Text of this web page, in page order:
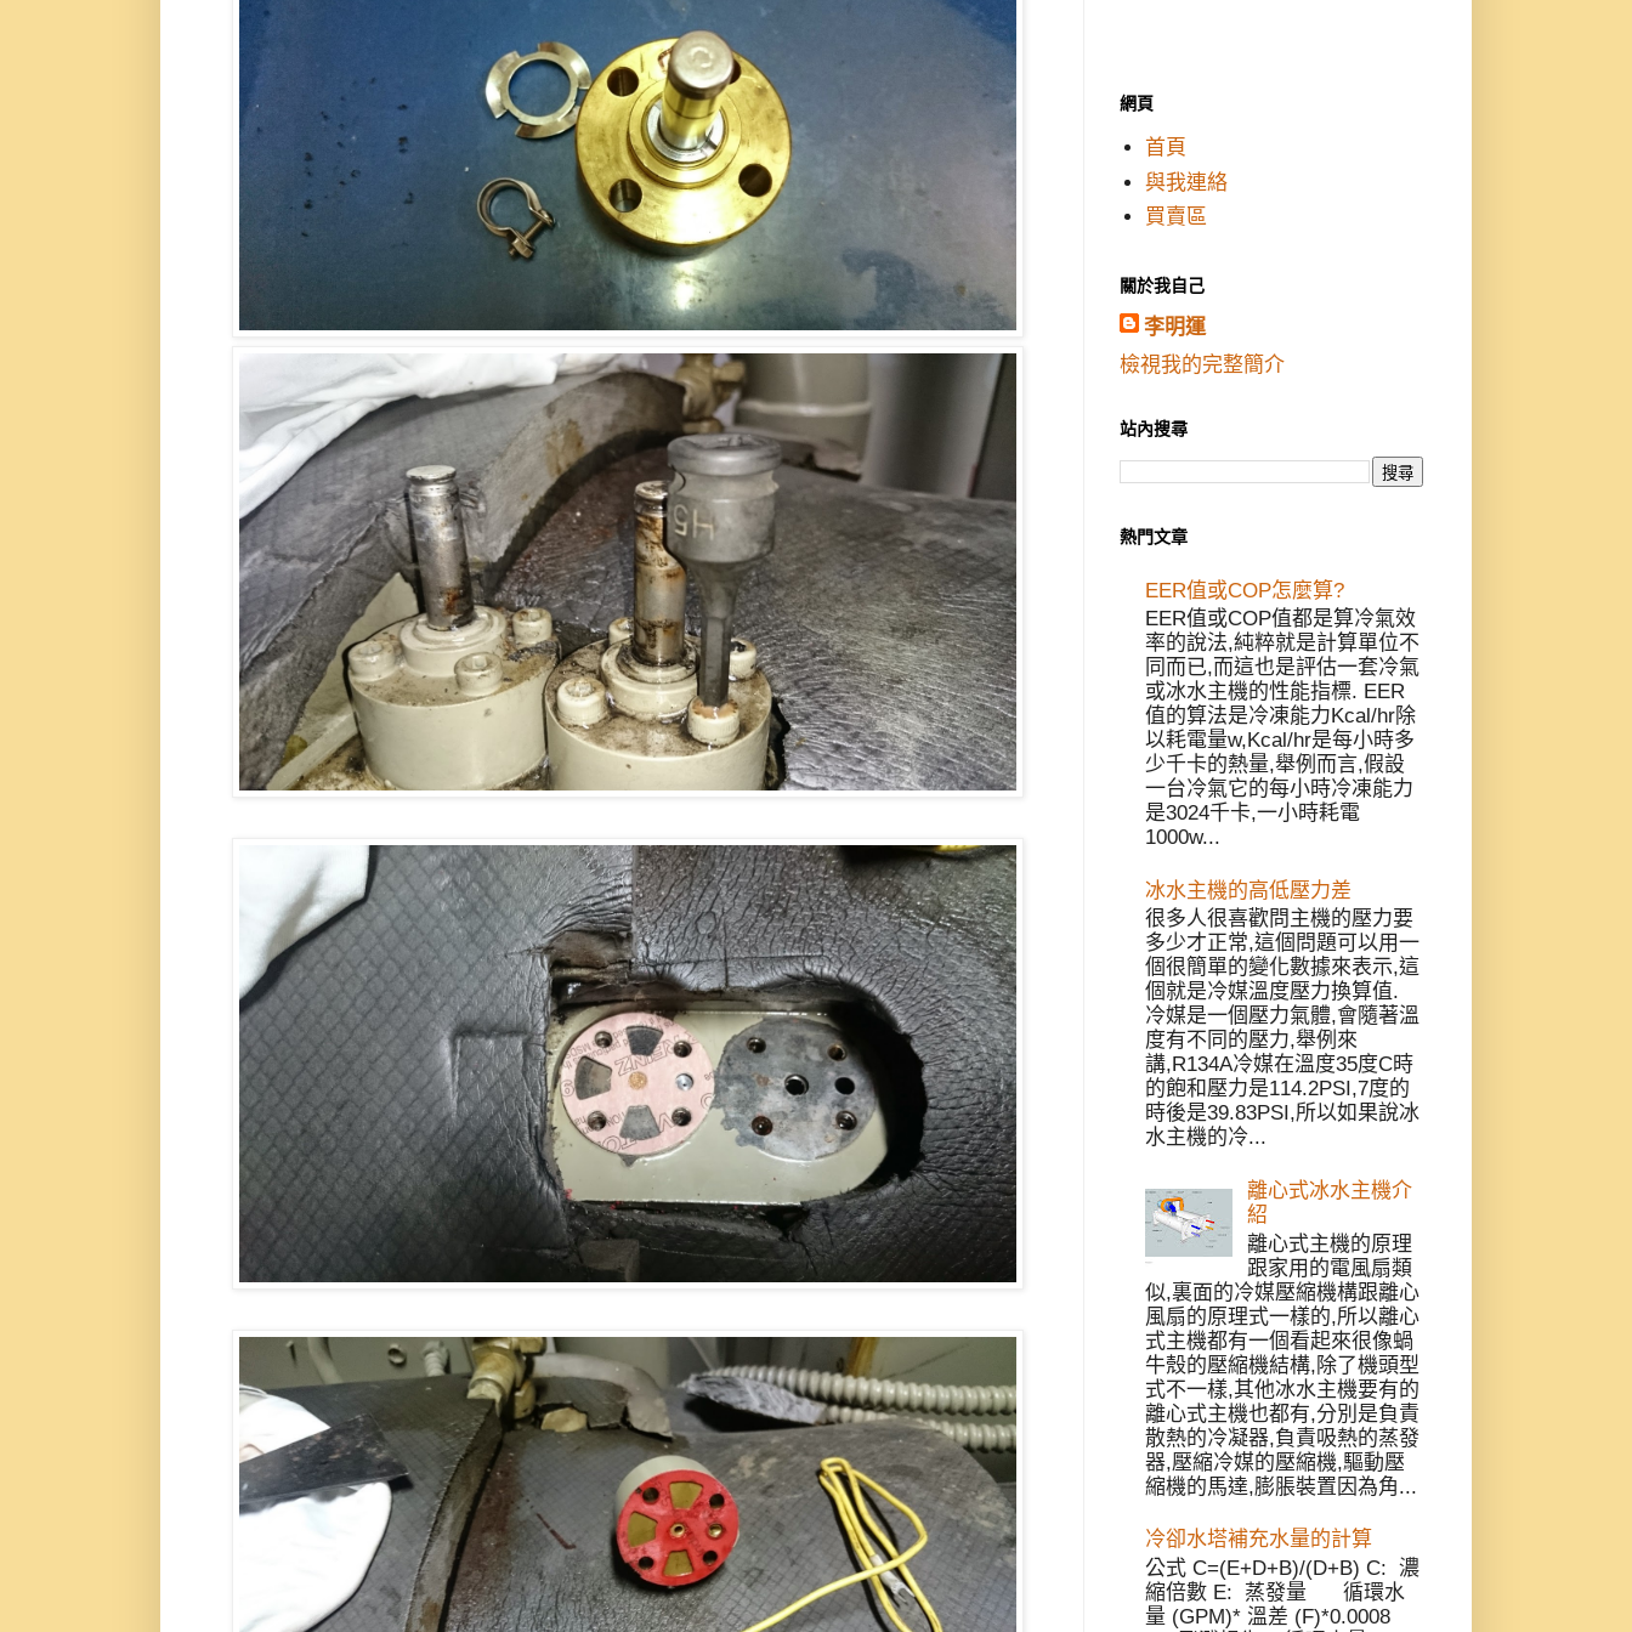
網頁
首頁
與我連絡
買賣區
關於我自己
李明運
檢視我的完整簡介
站內搜尋
熱門文章
EER值或COP怎麼算?
EER值或COP值都是算冷氣效
率的說法,純粹就是計算單位不
同而已,而這也是評估一套冷氣
或冰水主機的性能指標. EER
值的算法是冷凍能力Kcal/hr除
以耗電量w,Kcal/hr是每小時多
少千卡的熱量,舉例而言,假設
一台冷氣它的每小時冷凍能力
是3024千卡,一小時耗電
1000w...
冰水主機的高低壓力差
很多人很喜歡問主機的壓力要
多少才正常,這個問題可以用一
個很簡單的變化數據來表示,這
個就是冷媒溫度壓力換算值.
冷媒是一個壓力氣體,會隨著溫
度有不同的壓力,舉例來
講,R134A冷媒在溫度35度C時
的飽和壓力是114.2PSI,7度的
時後是39.83PSI,所以如果說冰
水主機的冷...
離心式冰水主機介
紹
離心式主機的原理
跟家用的電風扇類
似,裏面的冷媒壓縮機構跟離心
風扇的原理式一樣的,所以離心
式主機都有一個看起來很像蝸
牛殼的壓縮機結構,除了機頭型
式不一樣,其他冰水主機要有的
離心式主機也都有,分別是負責
散熱的冷凝器,負責吸熱的蒸發
器,壓縮冷媒的壓縮機,驅動壓
縮機的馬達,膨脹裝置因為角...
冷卻水塔補充水量的計算
公式 C=(E+D+B)/(D+B) C: 濃
縮倍數 E: 蒸發量 循環水
量 (GPM)* 溫差 (F)*0.0008